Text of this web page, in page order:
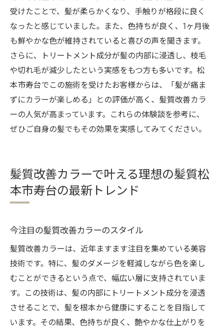
受けたことで、髪が柔らかくなり、手触りが格段に良く
なったと感じていました。また、色持ちが良く、1ヶ月後
も鮮やかな色が維持されていると喜びの声を聞きます。
さらに、トリートメント成分が髪の内部に浸透し、枝毛
や切れ毛が減少したという実感をもつ方も多いです。松
本市寿台でこの施術を受けたお客様からは、「髪が痛ま
ずにカラーが楽しめる」との評価が高く、髪質改善カラ
ーの人気が高まっています。これらの体験談を参考に、
ぜひご自身の髪でもその効果を実感してみてください。
髪質改善カラーで叶える理想の髪質松
本市寿台の最新トレンド
今注目の髪質改善カラーのスタイル
髪質改善カラーは、近年ますます注目を集めている美容
技術です。特に、髪のダメージを軽減しながら色を楽し
むことができるという点で、幅広い層に支持されていま
す。この技術は、髪の内部にトリートメント成分を浸透
させることで、髪を根本から健康にすることを目指して
います。その結果、色持ちが良く、艶やかな仕上がりを